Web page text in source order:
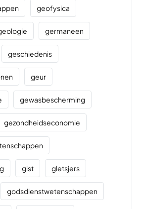
geofysica
germaneen
geschiedenis
geur
gewasbescherming
gezondheidseconomie
gist gletsjers
godsdienstwetenschappen